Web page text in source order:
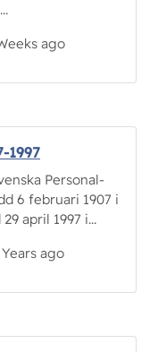
ago
1997
Personal-
6 februari 1907 i
april 1997 i...
Years ago